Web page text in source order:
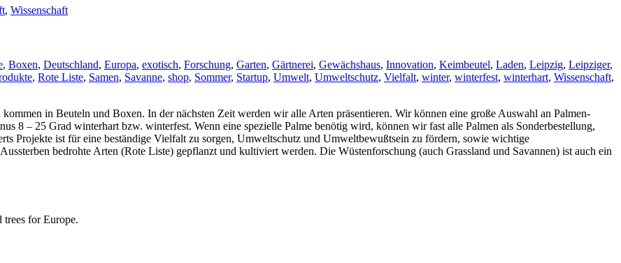
, Wissenschaft
, Boxen, Deutschland, Europa, exotisch, Forschung, Garten, Gärtnerei, Gewächshaus, Innovation, Keimbeutel, Laden, Leipzig, Leipziger,
, Rote Liste, Samen, Savanne, shop, Sommer, Startup, Umwelt, Umweltschutz, Vielfalt, winter, winterfest, winterhart, Wissenschaft,
in Beuteln und Boxen. In der nächsten Zeit werden wir alle Arten präsentieren. Wir können eine große Auswahl an Palmen-
8 – 25 Grad winterhart bzw. winterfest. Wenn eine spezielle Palme benötig wird, können wir fast alle Palmen als Sonderbestellung,
Projekte ist für eine beständige Vielfalt zu sorgen, Umweltschutz und Umweltbewußtsein zu fördern, sowie wichtige
bedrohte Arten (Rote Liste) gepflanzt und kultiviert werden. Die Wüstenforschung (auch Grassland und Savannen) ist auch ein
for Europe.